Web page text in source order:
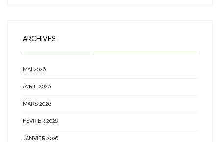
ARCHIVES
MAI 2026
AVRIL 2026
MARS 2026
FÉVRIER 2026
JANVIER 2026